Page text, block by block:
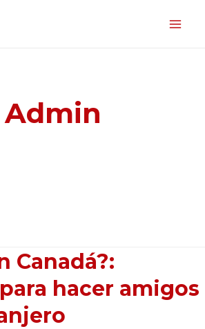
Canadá?:
hacer amigos